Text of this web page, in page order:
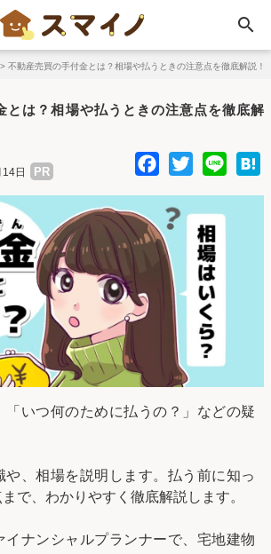
search
> 不動産売買の手付金とは？相場や払うときの注意点を徹底解説！
とは？相場や払うときの注意点を徹底解
日 PR
「いつ何のために払うの？」などの疑
や、相場を説明します。払う前に知っ
で、わかりやすく徹底解説します。
イナンシャルプランナーで、宅地建物